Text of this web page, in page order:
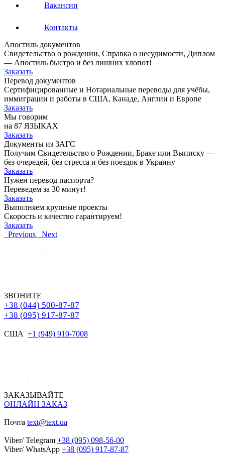
Вакансии
Контакты
Апостиль документов
Свидетельство о рождении, Справка о несудимости, Диплом
— Апостиль быстро и без лишних хлопот!
Заказать
Перевод документов
Сертифицированные и Нотариальные переводы для учёбы,
иммиграции и работы в США, Канаде, Англии и Европе
Заказать
Мы говорим
на 87 ЯЗЫКАХ
Заказать
Документы из ЗАГС
Получим Свидетельство о Рождении, Браке или Выписку —
без очередей, без стресса и без поездок в Украину
Заказать
Нужен перевод паспорта?
Переведем за 30 минут!
Заказать
Выполняем крупные проекты
Скорость и качество гарантируем!
Заказать
Previous
Next
ЗВОНИТЕ
+38 (044) 500-87-87
+38 (095) 917-87-87
США +1 (949) 910-7008
ЗАКАЗЫВАЙТЕ
ОНЛАЙН ЗАКАЗ
Почта text@text.ua
Viber/ Telegram +38 (095) 098-56-00
Viber/ WhatsApp +38 (095) 917-87-87